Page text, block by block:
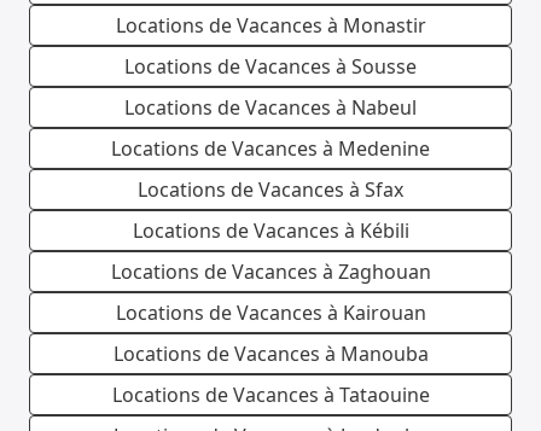
Locations de Vacances à Monastir
Locations de Vacances à Sousse
Locations de Vacances à Nabeul
Locations de Vacances à Medenine
Locations de Vacances à Sfax
Locations de Vacances à Kébili
Locations de Vacances à Zaghouan
Locations de Vacances à Kairouan
Locations de Vacances à Manouba
Locations de Vacances à Tataouine